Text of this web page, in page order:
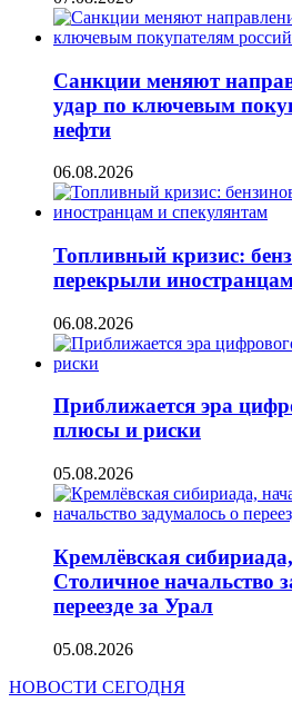
Санкции меняют
удар по ключевым
нефти
06.08.2026
Топливный кризис:
перекрыли
06.08.2026
Приближается эра
плюсы и риски
05.08.2026
Кремлёвская
Столичное начальство
переезде за Урал
05.08.2026
НОВОСТИ СЕГОДНЯ